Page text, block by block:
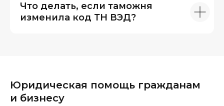
Что делать, если таможня
изменила код ТН ВЭД?
Юридическая помощь гражданам
и бизнесу